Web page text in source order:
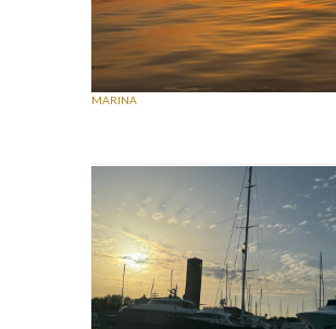
MARINA